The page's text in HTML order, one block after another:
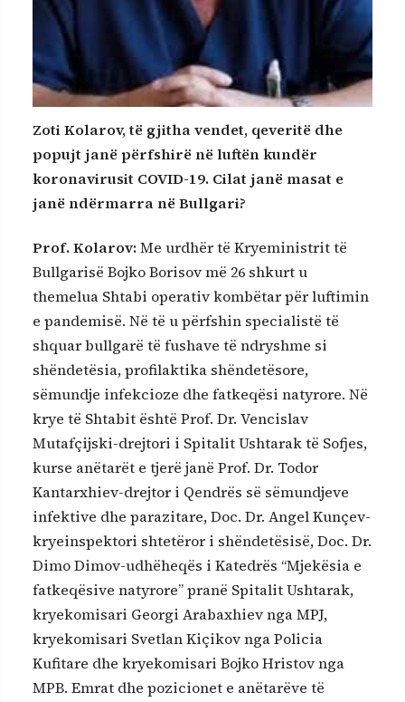
Zoti Kolarov, të gjitha vendet, qeveritë dhe
popujt janë përfshirë në luftën kundër
koronavirusit COVID-19. Cilat janë masat e
janë ndërmarra në Bullgari?
Prof. Kolarov: Me urdhër të Kryeministrit të
Bullgarisë Bojko Borisov më 26 shkurt u
themelua Shtabi operativ kombëtar për luftimin
e pandemisë. Në të u përfshin specialistë të
shquar bullgarë të fushave të ndryshme si
shëndetësia, profilaktika shëndetësore,
sëmundje infekcioze dhe fatkeqësi natyrore. Në
krye të Shtabit është Prof. Dr. Vencislav
Mutafçijski-drejtori i Spitalit Ushtarak të Sofjes,
kurse anëtarët e tjerë janë Prof. Dr. Todor
Kantarxhiev-drejtor i Qendrës së sëmundjeve
infektive dhe parazitare, Doc. Dr. Angel Kunçev-
kryeinspektori shtetëror i shëndetësisë, Doc. Dr.
Dimo Dimov-udhëheqës i Katedrës “Mjekësia e
fatkeqësive natyrore” pranë Spitalit Ushtarak,
kryekomisari Georgi Arabaxhiev nga MPJ,
kryekomisari Svetlan Kiçikov nga Policia
Kufitare dhe kryekomisari Bojko Hristov nga
MPB. Emrat dhe pozicionet e anëtarëve të